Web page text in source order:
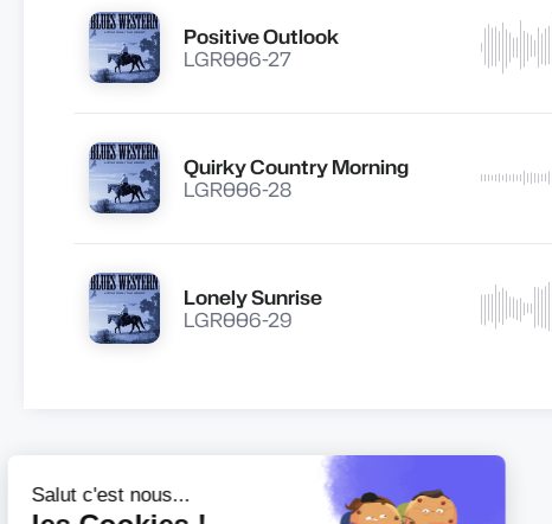
Lire
Positive Outlook
LGR006-27
Lire
Quirky Country Morning
LGR006-28
Lire
Lonely Sunrise
LGR006-29